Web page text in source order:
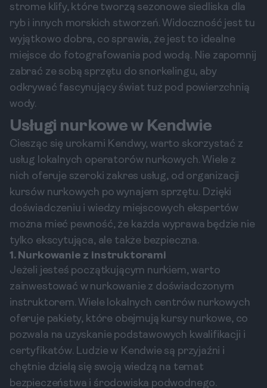
strome klify, które tworzą sezonowe siedliska dla
ryb i innych morskich stworzeń. Widoczność jest tu
wyjątkowo dobra, co sprawia, że jest to idealne
miejsce do fotografowania pod wodą. Nie zapomnij
zabrać ze sobą sprzętu do snorkelingu, aby
odkrywać fascynujący świat tuż pod powierzchnią
wody.
Usługi nurkowe w Kendwie
Ciesząc się urokami Kendwy, warto skorzystać z
usług lokalnych operatorów nurkowych. Wiele z
nich oferuje szeroki zakres usług, od organizacji
kursów nurkowych po wynajem sprzętu. Dzięki
doświadczeniu i wiedzy miejscowych ekspertów
można mieć pewność, że każda wyprawa będzie nie
tylko ekscytująca, ale także bezpieczna.
1. Nurkowanie z instruktorami
Jeżeli jesteś początkującym nurkiem, warto
zainwestować w nurkowanie z doświadczonym
instruktorem. Wiele lokalnych centrów nurkowych
oferuje pakiety, które obejmują kursy nurkowe, co
pozwala na uzyskanie podstawowych kwalifikacji i
certyfikatów. Ludzie w Kendwie są przyjaźni i
chętnie dzielą się swoją wiedzą na temat
bezpieczeństwa i środowiska podwodnego.